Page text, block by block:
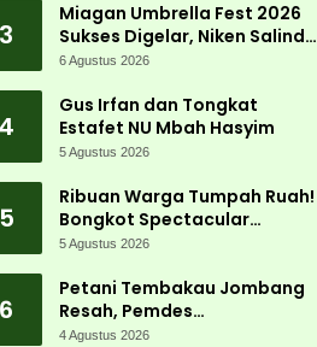
Potensi Desa
3
Miagan Umbrella Fest 2026
Sukses Digelar, Niken Salindry
Jadi Magnet Ribuan
6 Agustus 2026
4
Gus Irfan dan Tongkat
Estafet NU Mbah Hasyim
5 Agustus 2026
5
Ribuan Warga Tumpah Ruah!
Bongkot Spectacular
Carnival 2026 Jadi Pesta
Peterongan
5 Agustus 2026
6
Petani Tembakau Jombang
Resah, Pemdes
Tanjungwadung dan Disperta
4 Agustus 2026